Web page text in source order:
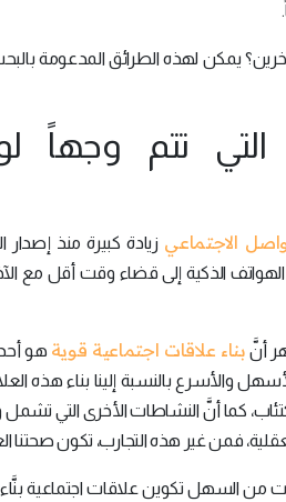
يمكن لهذه الطرائق المدعومة
تتم وجهاً
الاجتماعي زيادة كبيرة منذ إصدار
الذكية إلى قضاء وقت أقل مع
أنَّ بناء علاقات اجتماعية قوية هو أحد
والأسرع بالنسبة إلينا بناء هذه
كما أنَّ النشاطات الأخرى التي
فمن غير هذه التجارب، تكون صحتنا